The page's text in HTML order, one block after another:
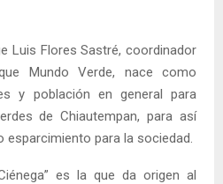
Luis Flores Sastré, coordinador
Mundo Verde, nace como
y población en general para
de Chiautempan, para así
para la sociedad.
es la que da origen al